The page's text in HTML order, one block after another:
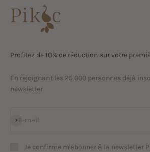
Profitez de 10% de réduction sur votre
En rejoignant les 25 000 personnes déjà
newsletter
E-mail
S'inscrire
Je confirme m'abonner à la newsletter